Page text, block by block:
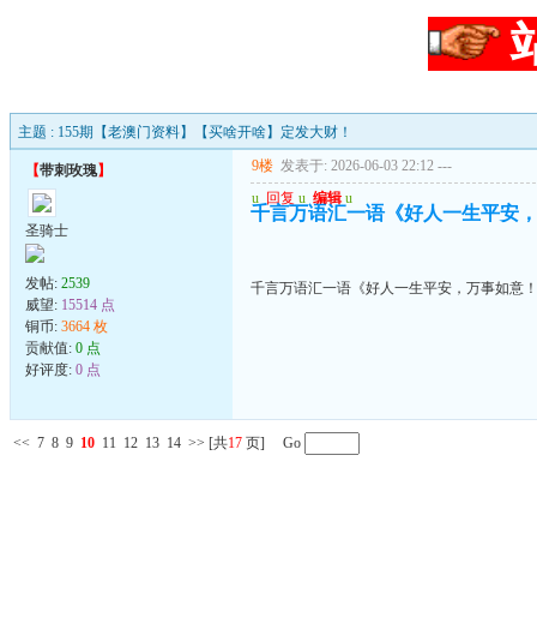
主题 : 155期【老澳门资料】【买啥开啥】定发大财！
【带刺玫瑰】
圣骑士
发帖: 2539
威望: 15514 点
铜币: 3664 枚
贡献值: 0 点
好评度: 0 点
9楼 发表于: 2026-06-03 22:12 ---
u 回复 u 编辑 u
千言万语汇一语《好人一生平安
千言万语汇一语《好人一生平安，万事如意！
<< 7 8 9 10 11 12 13 14 >> [共17 页] Go